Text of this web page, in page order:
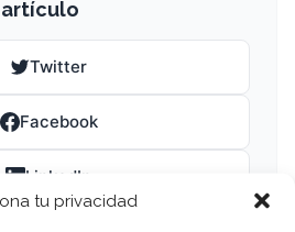
tu privacidad
Twitter
Facebook
LinkedIn